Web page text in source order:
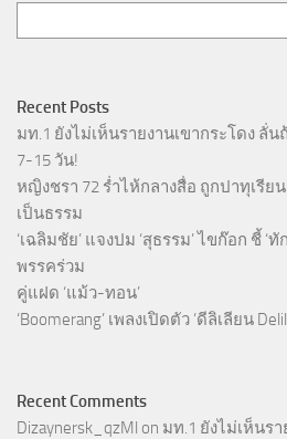
Recent Posts
มท.1 ยังไม่เห็นรายงานเขากระโดง ลั่
7-15 วัน!
หญิงชรา 72 ร่ำไห้กลางสื่อ ถูกปาทุเรีย
เป็นธรรม
‘เฉลิมชัย’ แจงปม ‘สุธรรม’ ไขก๊อก ชี้
พรรคร่วม
คู่แฝด ‘แม้ว-ทอน’
‘Boomerang’ เพลงเปิดตัว ‘ดีลิเลียน
Recent Comments
Dizaynersk_qzMl on มท.1 ยังไม่เห็นร